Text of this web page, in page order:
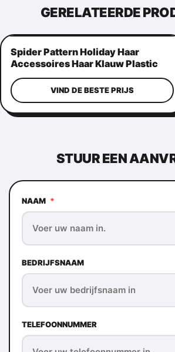
GERELATEERDE
Spider Pattern Holiday Haar
Accessoires Haar Klauw Plastic
Voor Halloween
VIND DE BESTE PRIJS
STUUR EEN
NAAM *
BEDRIJFSNAAM
TELEFOONNUMMER